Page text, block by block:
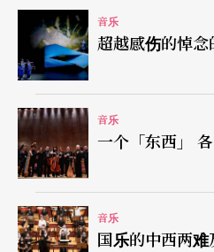
器相呼应融合的室内乐效果
奏曲型态，全曲三个乐章
的〈点〉，（古筝融入管弦
中），和次乐章的〈线〉（
领著管弦乐），被动与主动
特的对比效果；到终章〈面
与〈线〉互相结合，音乐的
东、西方文化交流绝非简单
音乐
超越感伤的悼念
音乐
一个「东西」
音乐
国乐的中西两难